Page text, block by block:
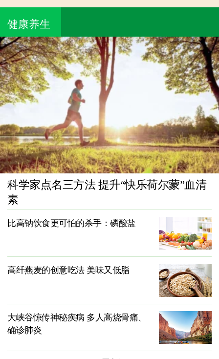
健康养生
科学家点名三方法 提升“快乐荷尔蒙”血清
素
比高钠饮食更可怕的杀手：磷酸盐
高纤燕麦的创意吃法 美味又低脂
大峡谷惊传神秘疾病 多人高烧骨痛、
确诊肺炎